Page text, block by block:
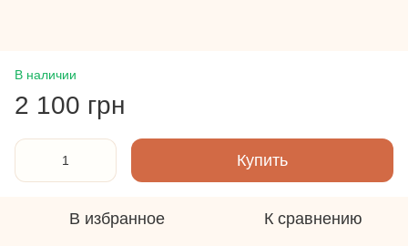
В наличии
2 100 грн
Купить
В избранное К сравнению